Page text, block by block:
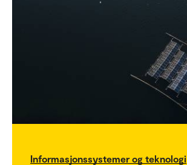
Informasjonssystemer og teknologi